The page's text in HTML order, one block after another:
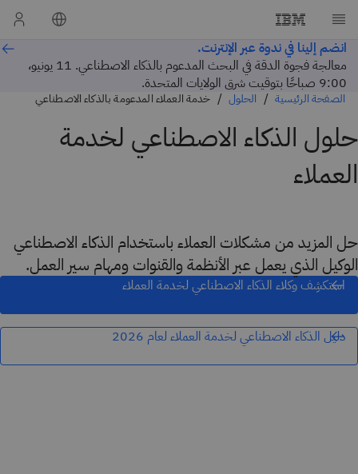
انضم إلينا في ندوة عبر الإنترنت.
معالجة فجوة الدقة في البحث المدعوم بالذكاء الاصطناعي. 11 يونيو،
9:00 صباحًا بتوقيت شرق الولايات المتحدة.
الصفحة الرئيسية الحلول خدمة العملاء المدعومة بالذكاء الاصطناعي
حلول الذكاء الاصطناعي لخدمة
العملاء
حل المزيد من مشكلات العملاء باستخدام الذكاء الاصطناعي
الوكيل الذي يعمل عبر الأنظمة والقنوات ومهام سير العمل.
استكشِف وكلاء الذكاء الاصطناعي لخدمة العملاء
دليل الذكاء الاصطناعي لخدمة العملاء لعام 2026